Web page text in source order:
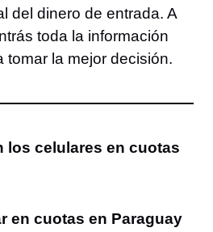
del dinero de entrada. A
toda la información
tomar la mejor decisión.
los celulares en cuotas
en cuotas en Paraguay